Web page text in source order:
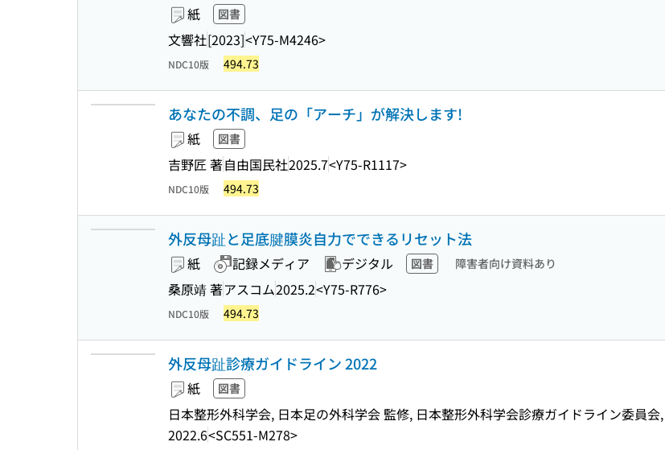
紙 図書
文響社[2023]<Y75-M4246>
NDC10版 494.73
あなたの不調、足の「アーチ」が解決します!
紙 図書
吉野匠 著自由国民社2025.7<Y75-R1117>
NDC10版 494.73
外反母趾と足底腱膜炎自力でできるリセット法
紙 記録メディア デジタル 図書 障害者向け資料あり
桑原靖 著アスコム2025.2<Y75-R776>
NDC10版 494.73
外反母趾診療ガイドライン 2022
紙 図書
日本整形外科学会, 日本足の外科学会 監修, 日本整形外科学会診療ガイドライン委員
2022.6<SC551-M278>